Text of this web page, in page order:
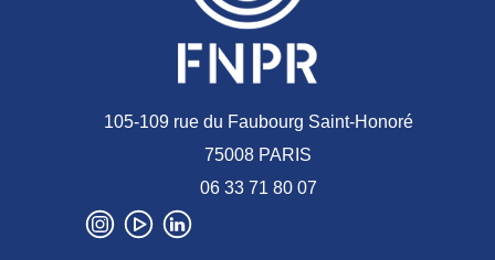
105-109 rue du Faubourg Saint-Honoré
75008 PARIS
06 33 71 80 07